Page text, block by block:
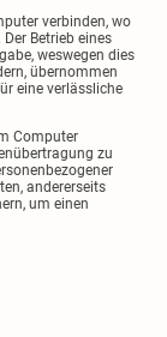
verbinden, wo
Betrieb eines
weswegen dies
übernommen
eine verlässliche
Computer
zu
andererseits
um einen